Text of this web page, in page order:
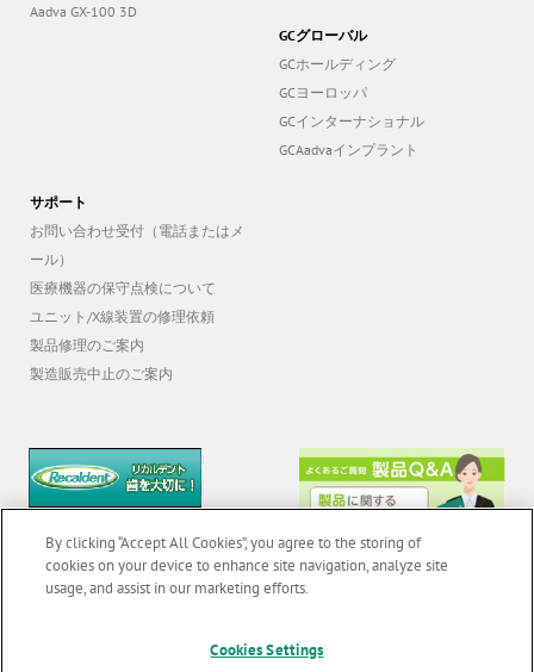
Aadva GX-100 3D
GCグローバル
GCホールディング
GCヨーロッパ
GCインターナショナル
GCAadvaインプラント
サポート
お問い合わせ受付（電話またはメ
ール）
医療機器の保守点検について
ユニット/X線装置の修理依頼
製品修理のご案内
製造販売中止のご案内
無断転載禁止 | お問い合わせ
By clicking “Accept All Cookies”, you agree to the storing of
cookies on your device to enhance site navigation, analyze site
usage, and assist in our marketing efforts.
Cookies Settings